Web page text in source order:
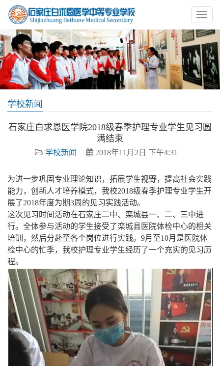
学校新闻
石家庄白求恩医学院2018级春季护理专业学生见习圆
满结束
学校新闻 2018年11月2日 下午4:31
为进一步巩固专业理论知识，拓展学生视野，提高社会实践
能力，创新人才培养模式，我校2018级春季护理专业学生开
展了2018年度为期3周的见习实践活动。
这次见习时间活动在石家庄二中、栾城县一、二、三中进
行。全体参与活动的学生接受了栾城县医院体检中心的相关
培训，然后分赴至各个岗位进行实践。9月至10月是医院体
检中心的忙季，我校护理专业学生经历了一个充实的见习历
程。